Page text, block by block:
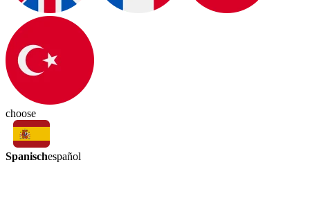
choose
Spanischespañol